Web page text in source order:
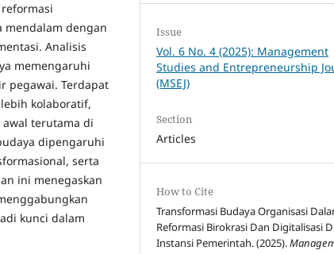
reformasi
mendalam dengan
Analisis
memengaruhi
pegawai. Terdapat
kolaboratif,
terutama di
dipengaruhi
serta
ini menegaskan
kunci dalam
Issue
Vol. 6 No. 4 (2025): Management
Studies and Entrepreneurship
(MSEJ)
Section
Articles
How to Cite
Transformasi Budaya Organisasi
Reformasi Birokrasi Dan Digitalisasi
Instansi Pemerintah. (2025).